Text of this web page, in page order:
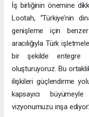
İş birliğinin önemine
Lootah, “Türkiye’nin
genişleme için
aracılığıyla Türk
bir şekilde entegre
oluşturuyoruz. Bu
ilişkileri güçlendirme
kapsayıcı
vizyonumuzu inşa